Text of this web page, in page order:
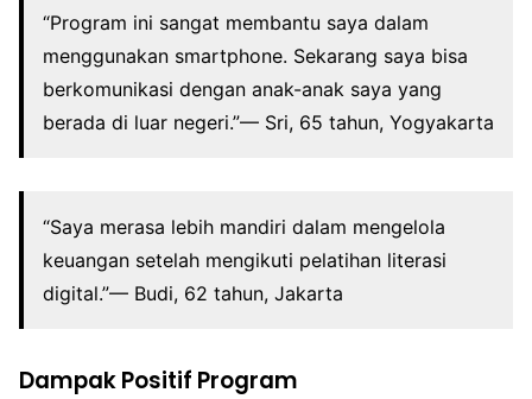
“Program ini sangat membantu saya dalam
menggunakan smartphone. Sekarang saya bisa
berkomunikasi dengan anak-anak saya yang
berada di luar negeri.”— Sri, 65 tahun, Yogyakarta
“Saya merasa lebih mandiri dalam mengelola
keuangan setelah mengikuti pelatihan literasi
digital.”— Budi, 62 tahun, Jakarta
Dampak Positif Program